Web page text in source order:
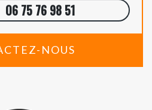
06 75 76 98 51
NOUS